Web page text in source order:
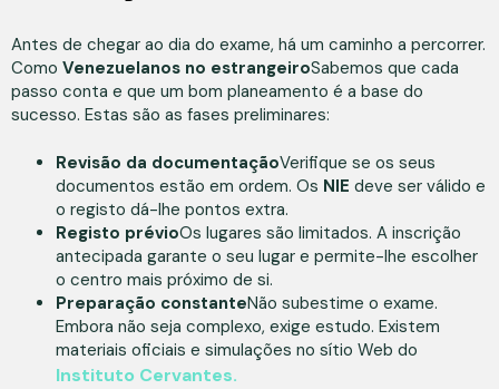
Antes de chegar ao dia do exame, há um caminho a percorrer.
Como Venezuelanos no estrangeiroSabemos que cada
passo conta e que um bom planeamento é a base do
sucesso. Estas são as fases preliminares:
Revisão da documentaçãoVerifique se os seus
documentos estão em ordem. Os NIE deve ser válido e
o registo dá-lhe pontos extra.
Registo prévioOs lugares são limitados. A inscrição
antecipada garante o seu lugar e permite-lhe escolher
o centro mais próximo de si.
Preparação constanteNão subestime o exame.
Embora não seja complexo, exige estudo. Existem
materiais oficiais e simulações no sítio Web do
Instituto Cervantes.